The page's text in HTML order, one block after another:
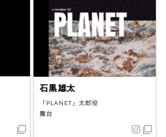
石黒雄太
「PLANET」太郎役
舞台